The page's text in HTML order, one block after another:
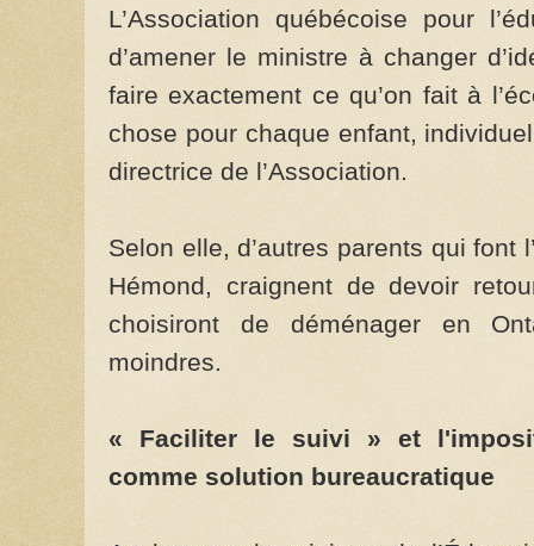
L’Association québécoise pour
d’amener le ministre à changer
faire exactement ce qu’on fait à
chose pour chaque enfant,
directrice de l’Association.
Selon elle, d’autres parents qui font
Hémond, craignent de devoir
choisiront de déménager en
moindres.
« Faciliter le suivi » et
comme solution bureaucratique